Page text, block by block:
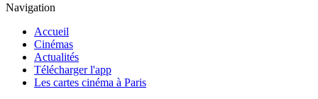
Navigation
Accueil
Cinémas
Actualités
Télécharger l'app
Les cartes cinéma à Paris